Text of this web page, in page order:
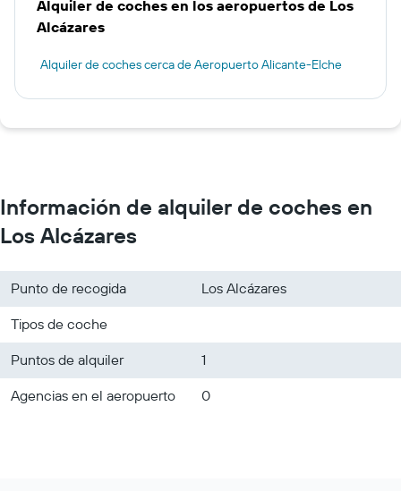
Alquiler de coches en los aeropuertos de Los
Alcázares
Alquiler de coches cerca de Aeropuerto Alicante-Elche
Información de alquiler de coches en
Los Alcázares
Punto de recogida
Los Alcázares
Tipos de coche
Puntos de alquiler
1
Agencias en el aeropuerto
0